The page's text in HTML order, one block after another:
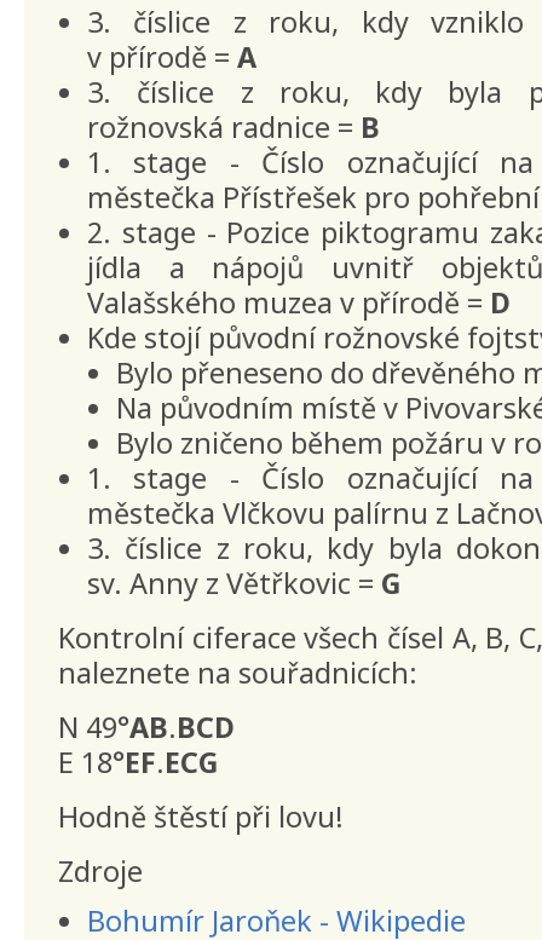
3. číslice z roku, kdy vzniklo
v přírodě = A
3. číslice z roku, kdy byla
rožnovská radnice = B
1. stage - Číslo označující na
městečka Přístřešek pro
2. stage - Pozice piktogramu
jídla a nápojů uvnitř
Valašského muzea v přírodě = D
Kde stojí původní rožnovské
Bylo přeneseno do dřevěného
Na původním místě v
Bylo zničeno během požáru v
1. stage - Číslo označující na
městečka Vlčkovu palírnu z
3. číslice z roku, kdy byla
sv. Anny z Větřkovic = G
Kontrolní ciferace všech čísel A, B,
naleznete na souřadnicích:
N 49°AB.BCD
E 18°EF.ECG
Hodně štěstí při lovu!
Zdroje
Bohumír Jaroňek - Wikipedie